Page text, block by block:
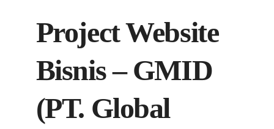
Project Website
Bisnis – GMID
(PT. Global